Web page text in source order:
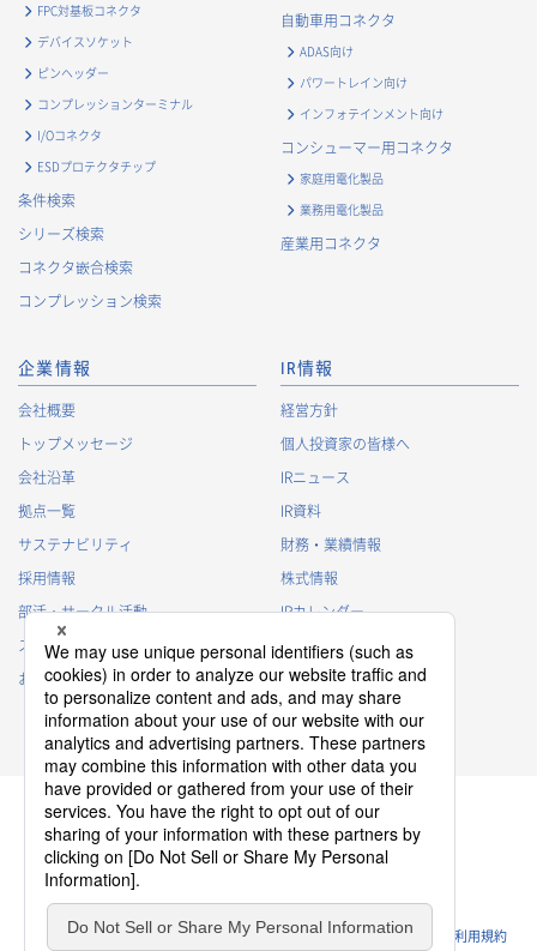
FPC対基板コネクタ
デバイスソケット
ピンヘッダー
コンプレッションターミナル
I/Oコネクタ
ESDプロテクタチップ
条件検索
シリーズ検索
コネクタ嵌合検索
コンプレッション検索
自動車用コネクタ
ADAS向け
パワートレイン向け
インフォテインメント向け
コンシューマー用コネクタ
家庭用電化製品
業務用電化製品
産業用コネクタ
企業情報
会社概要
トップメッセージ
会社沿革
拠点一覧
サステナビリティ
採用情報
部活・サークル活動
スポンサー活動
お問い合わせ
IR情報
経営方針
個人投資家の皆様へ
IRニュース
IR資料
財務・業績情報
株式情報
IRカレンダー
IRに関するよくあるご質問
IRポリシー
免責事項
プライバシーポリシー
クッキーポリシー
ソーシャルメディアポリシー
ウェブサイトのご利用条件 利用規約